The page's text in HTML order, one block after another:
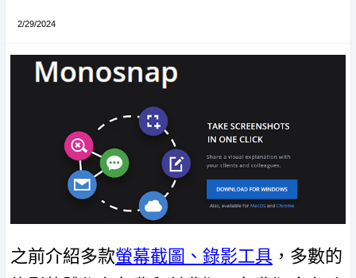
2/29/2024
之前介紹多款螢幕截圖、錄影工具 ，多數的